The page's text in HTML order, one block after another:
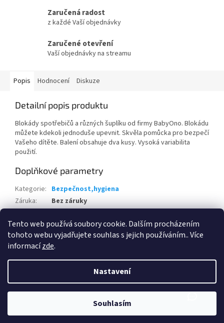
Tento web používá soubory cookie. Dalším procházením
tohoto webu vyjadřujete souhlas s jejich používáním.. Více
informacízde.
Nastavení
Souhlasím
Zaručená radost
z každé Vaší objednávky
Zaručené otevření
Vaší objednávky na streamu
Popis Hodnocení Diskuze
Detailní popis produktu
Blokády spotřebičů a různých šuplíku od firmy BabyOno. Blokádu
můžete kdekoli jednoduše upevnit. Skvěla pomůcka pro bezpečí
Vašeho dítěte. Balení obsahuje dva kusy. Vysoká variabilita
použití.
Doplňkové parametry
Kategorie: Bezpečnost,hygiena
Záruka:
Bez záruky
EAN: 5901435400678
Vytvořil Shoptet
PokéBreak. Všechna práva vyhrazena.